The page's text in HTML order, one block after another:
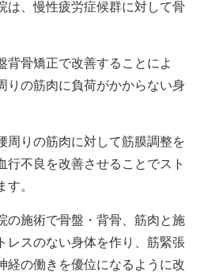
は、慢性疲労症候群に対して骨
背骨矯正で改善することによ
りの筋肉に負荷がかからない身
周りの筋肉に対して筋膜調整を
行不良を改善させることでスト
。
の施術で骨盤・背骨、筋肉と施
レスのない身体を作り、筋緊張
経の働きを優位になるように改